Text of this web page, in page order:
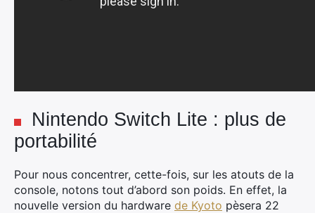
Nintendo Switch Lite : plus de
portabilité
Pour nous concentrer, cette-fois, sur les atouts de la
console, notons tout d’abord son poids. En effet, la
nouvelle version du hardware de Kyoto pèsera 22